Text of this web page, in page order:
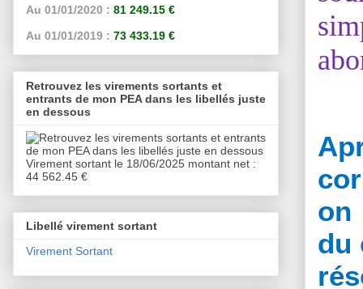
on
du
Au 01/01/2020 : 81 249.15 €
Au 01/01/2019 : 73 433.19 €
Retrouvez les virements sortants et
entrants de mon PEA dans les libellés juste
en dessous
Virement sortant le 18/06/2025 montant net :
44 562.45 €
Libellé virement sortant
Virement Sortant